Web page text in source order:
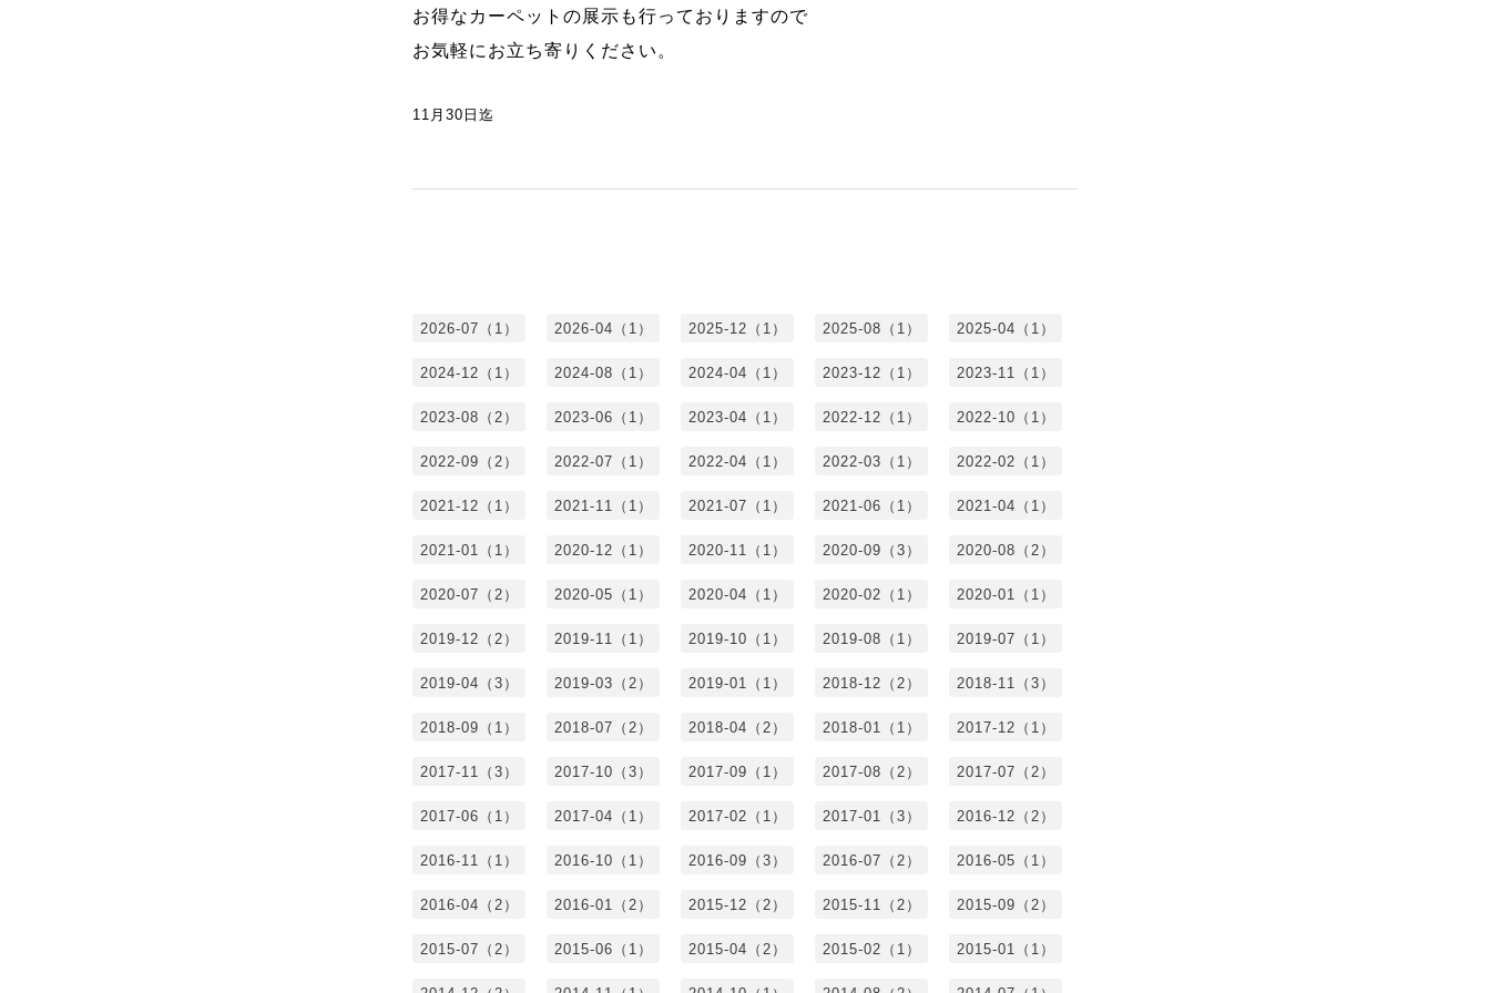
お得なカーペットの展示も行っておりますので
お気軽にお立ち寄りください。
11月30日迄
2026-07（1） 2026-04（1） 2025-12（1） 2025-08（1） 2025-04（1）
2024-12（1） 2024-08（1） 2024-04（1） 2023-12（1） 2023-11（1）
2023-08（2） 2023-06（1） 2023-04（1） 2022-12（1） 2022-10（1）
2022-09（2） 2022-07（1） 2022-04（1） 2022-03（1） 2022-02（1）
2021-12（1） 2021-11（1） 2021-07（1） 2021-06（1） 2021-04（1）
2021-01（1） 2020-12（1） 2020-11（1） 2020-09（3） 2020-08（2）
2020-07（2） 2020-05（1） 2020-04（1） 2020-02（1） 2020-01（1）
2019-12（2） 2019-11（1） 2019-10（1） 2019-08（1） 2019-07（1）
2019-04（3） 2019-03（2） 2019-01（1） 2018-12（2） 2018-11（3）
2018-09（1） 2018-07（2） 2018-04（2） 2018-01（1） 2017-12（1）
2017-11（3） 2017-10（3） 2017-09（1） 2017-08（2） 2017-07（2）
2017-06（1） 2017-04（1） 2017-02（1） 2017-01（3） 2016-12（2）
2016-11（1） 2016-10（1） 2016-09（3） 2016-07（2） 2016-05（1）
2016-04（2） 2016-01（2） 2015-12（2） 2015-11（2） 2015-09（2）
2015-07（2） 2015-06（1） 2015-04（2） 2015-02（1） 2015-01（1）